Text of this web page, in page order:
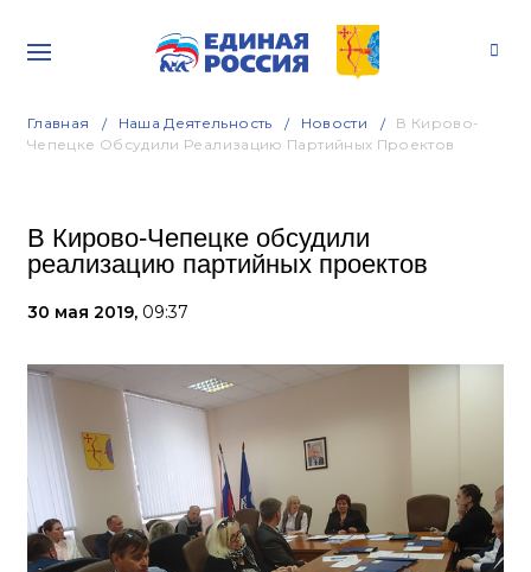
Главная Наша Деятельность Новости
В Кирово-
Чепецке Обсудили Реализацию Партийных Проектов
В Кирово-Чепецке обсудили
реализацию партийных проектов
30 мая 2019, 09:37